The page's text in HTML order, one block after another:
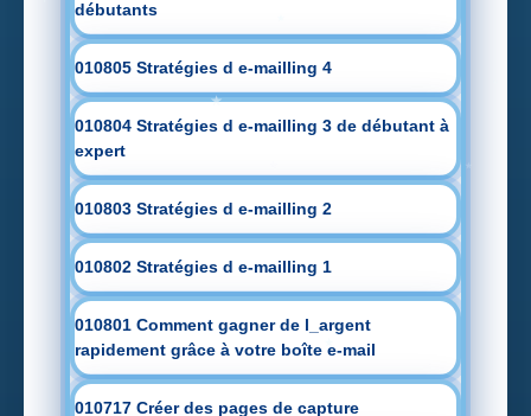
débutants
010805 Stratégies d e-mailling 4
010804 Stratégies d e-mailling 3 de débutant à
expert
010803 Stratégies d e-mailling 2
010802 Stratégies d e-mailling 1
010801 Comment gagner de l_argent
rapidement grâce à votre boîte e-mail
010717 Créer des pages de capture